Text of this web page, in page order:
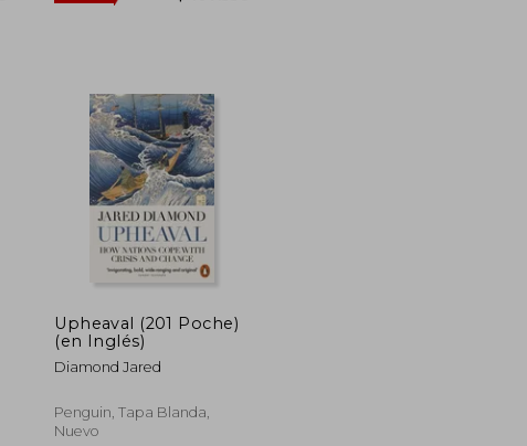
$ 101.668 dcto.
Upheaval (201 Poche)
(en Inglés)
Diamond Jared
Penguin, Tapa Blanda,
Nuevo